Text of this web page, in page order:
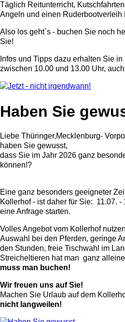
Täglich Reitunterricht,
Angeln und einen Ruderbootverleih
Also los geht´s - buchen Sie noch
Sie!
Infos und Tipps dazu erhalten Sie
zwischen 10.00 und 13.00 Uhr,
Haben Sie
Liebe Thüringer,Mecklenburg-
haben Sie gewusst,
dass Sie im Jahr 2026 ganz
können!?
Eine ganz besonders geeigneter
Kollerhof - ist daher für Sie: 11.07. -
eine Anfrage starten.
Volles Angebot vom Kollerhof
Auswahl bei den Pferden, geringe
den Stunden, freie Tischwahl im
Streicheltieren hat man ganz
muss man buchen!
Wir freuen uns auf Sie!
Machen Sie Urlaub auf dem
nicht langweilen!